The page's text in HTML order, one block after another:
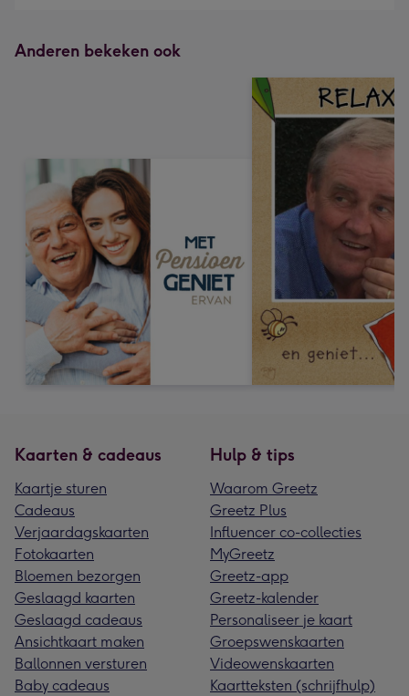
Anderen bekeken ook
Kaarten & cadeaus
Kaartje sturen
Cadeaus
Verjaardagskaarten
Fotokaarten
Bloemen bezorgen
Geslaagd kaarten
Geslaagd cadeaus
Ansichtkaart maken
Ballonnen versturen
Baby cadeaus
Hulp & tips
Waarom Greetz
Greetz Plus
Influencer co-collecties
MyGreetz
Greetz-app
Greetz-kalender
Personaliseer je kaart
Groepswenskaarten
Videowenskaarten
Kaartteksten (schrijfhulp)